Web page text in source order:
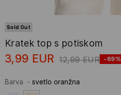
Sold Out
Kratek top s potiskom
3,99 EUR 12,99 EUR -69%
Barva - svetlo oranžna